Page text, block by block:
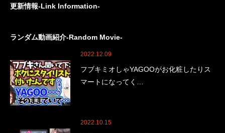
更新情報-Link Information-
ランダム動画紹介-Random Movie-
2022.12.09
フブキミオしゃYAGOOがお化粧したりス
マートになってく…
2022.10.15